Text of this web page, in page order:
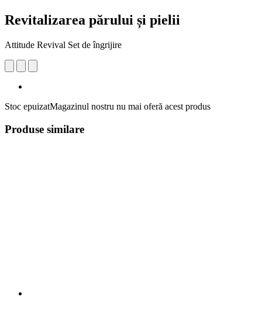
Revitalizarea părului și pielii
Attitude Revival Set de îngrijire
Stoc epuizatMagazinul nostru nu mai oferă acest produs
Produse similare